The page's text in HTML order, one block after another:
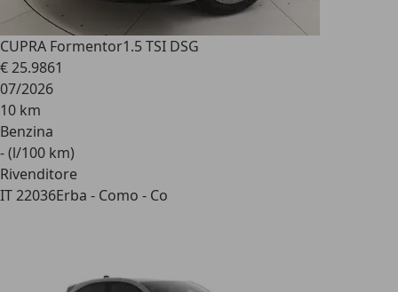
CUPRA Formentor1.5 TSI DSG
€ 25.9861
07/2026
10 km
Benzina
- (l/100 km)
Rivenditore
IT 22036Erba - Como - Co